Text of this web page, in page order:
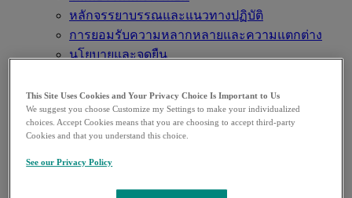
หลักจรรยาบรรณและแนวทางปฏิบัติ
การยอมรับความหลากหลายและความแตกต่าง
นโยบายและจุดยืน
ซัพพลายเออร์
การวิจัย
การวิจัย
ไปป์ไลน์
This Site Uses Cookies and Your Privacy Choice Is Important to Us
We suggest you choose Customize my Settings to make your individualized
choices. Accept Cookies means that you are choosing to accept third-party
Cookies and that you understand this choice.
See our Privacy Policy